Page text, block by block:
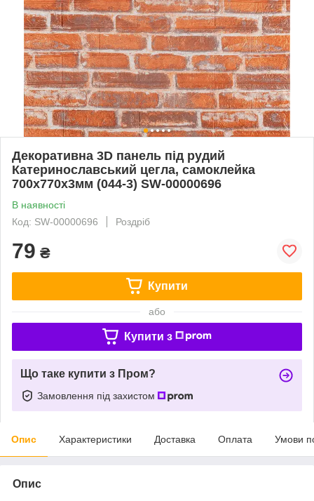
Декоративна 3D панель під рудий
Катеринославський цегла, самоклейка
700х770х3мм (044-3) SW-00000696
В наявності
Код: SW-00000696
Роздріб
79 ₴
Купити
або
Купити з
Що таке купити з Пром?
Замовлення під захистом
Опис Характеристики Доставка Оплата Умови
Опис